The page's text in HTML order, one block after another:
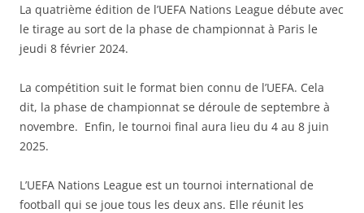
La quatrième édition de l’UEFA Nations League débute avec
le tirage au sort de la phase de championnat à Paris le
jeudi 8 février 2024.
La compétition suit le format bien connu de l’UEFA. Cela
dit, la phase de championnat se déroule de septembre à
novembre. Enfin, le tournoi final aura lieu du 4 au 8 juin
2025.
L’UEFA Nations League est un tournoi international de
football qui se joue tous les deux ans. Elle réunit les